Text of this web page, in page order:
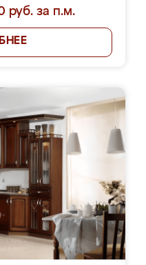
руб. за п.м.